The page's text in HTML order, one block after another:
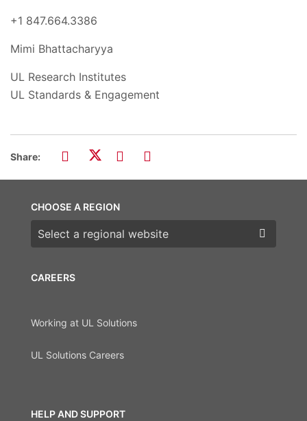
+1 847.664.3386
Mimi Bhattacharyya
UL Research Institutes
UL Standards & Engagement
Share:
CAREERS
Working at UL Solutions
UL Solutions Careers
HELP AND SUPPORT
CHOOSE A REGION
Choose a region